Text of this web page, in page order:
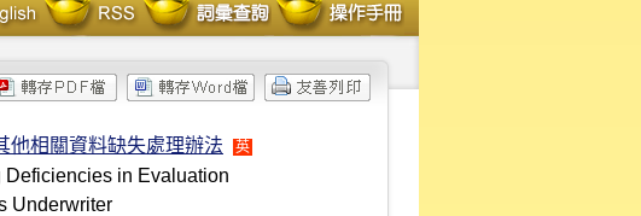
他相關資料缺失處理辦法 英
in Evaluation
Underwriter